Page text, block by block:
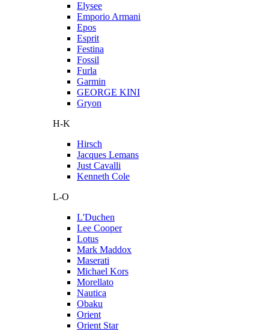
Elysee
Emporio Armani
Epos
Esprit
Festina
Fossil
Furla
Garmin
GEORGE KINI
Gryon
H-K
Hirsch
Jacques Lemans
Just Cavalli
Kenneth Cole
L-O
L'Duchen
Lee Cooper
Lotus
Mark Maddox
Maserati
Michael Kors
Morellato
Nautica
Obaku
Orient
Orient Star